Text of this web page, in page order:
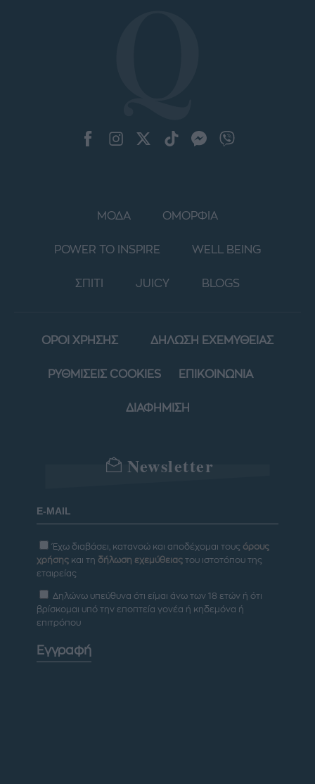
ΜΟΔΑ ΟΜΟΡΦΙΑ
POWER TO INSPIRE WELL BEING
ΣΠΙΤΙ JUICY BLOGS
ΟΡΟΙ ΧΡΗΣΗΣ ΔΗΛΩΣΗ ΕΧΕΜΥΘΕΙΑΣ
ΡΥΘΜΙΣΕΙΣ COOKIES ΕΠΙΚΟΙΝΩΝΙΑ
ΔΙΑΦΗΜΙΣΗ
Newsletter
Έχω διαβάσει, κατανοώ και αποδέχομαι τους όρους
χρήσης και τη δήλωση εχεμύθειας του ιστοτόπου της
εταιρείας
Δηλώνω υπεύθυνα ότι είμαι άνω των 18 ετών ή ότι
βρίσκομαι υπό την εποπτεία γονέα ή κηδεμόνα ή
επιτρόπου
Εγγραφή